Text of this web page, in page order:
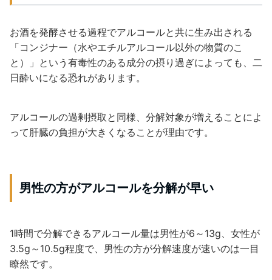
お酒を発酵させる過程でアルコールと共に生み出される
「コンジナー（水やエチルアルコール以外の物質のこ
と）」という有毒性のある成分の摂り過ぎによっても、二
日酔いになる恐れがあります。
アルコールの過剰摂取と同様、分解対象が増えることによ
って肝臓の負担が大きくなることが理由です。
男性の方がアルコールを分解が早い
1時間で分解できるアルコール量は男性が6～13g、女性が
3.5g～10.5g程度で、男性の方が分解速度が速いのは一目
瞭然です。